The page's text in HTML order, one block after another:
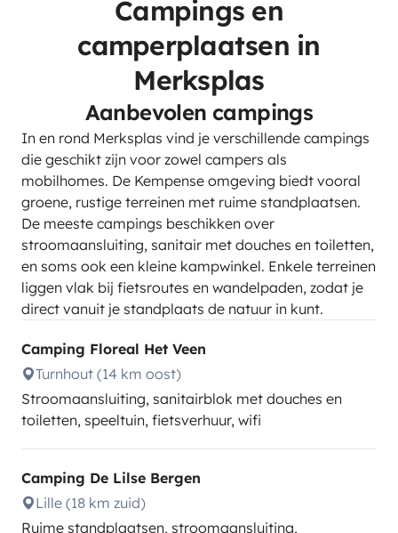
Campings en
camperplaatsen in
Merksplas
Aanbevolen campings
In en rond Merksplas vind je verschillende campings
die geschikt zijn voor zowel campers als
mobilhomes. De Kempense omgeving biedt vooral
groene, rustige terreinen met ruime standplaatsen.
De meeste campings beschikken over
stroomaansluiting, sanitair met douches en toiletten,
en soms ook een kleine kampwinkel. Enkele terreinen
liggen vlak bij fietsroutes en wandelpaden, zodat je
direct vanuit je standplaats de natuur in kunt.
Camping Floreal Het Veen
Turnhout (14 km oost)
Stroomaansluiting, sanitairblok met douches en
toiletten, speeltuin, fietsverhuur, wifi
Camping De Lilse Bergen
Lille (18 km zuid)
Ruime standplaatsen, stroomaansluiting,